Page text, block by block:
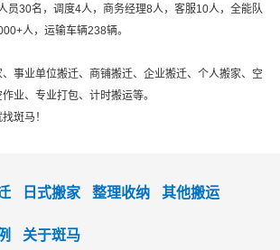
员30名，调度4人，商务经理8人，客服10人，全能队
人，运输车辆238辆。
事业单位搬迁、商铺搬迁、企业搬迁、个人搬家、空
业、专业打包、计时搬运等。
斑马！
日式搬家 整理收纳 其他搬运
关于斑马